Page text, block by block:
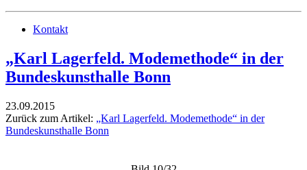
Kontakt
„Karl Lagerfeld. Modemethode“ in der
Bundeskunsthalle Bonn
23.09.2015
Zurück zum Artikel: „Karl Lagerfeld. Modemethode“ in der
Bundeskunsthalle Bonn